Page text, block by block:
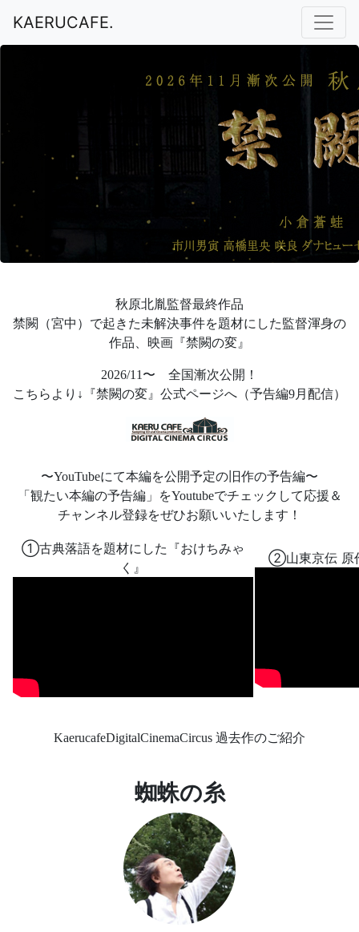
KAERUCAFE.
秋原北胤監督最終作品
禁闕（宮中）で起きた未解決事件を題材にした監督渾身の
作品、映画『禁闕の変』
2026/11〜 全国漸次公開！
こちらより↓『禁闕の変』公式ページへ（予告編9月配信）
〜YouTubeにて本編を公開予定の旧作の予告編〜
「観たい本編の予告編」をYoutubeでチェックして応援＆
チャンネル登録をぜひお願いいたします！
①古典落語を題材にした『おけちみゃ
く』
②山東京伝 原
KaerucafeDigitalCinemaCircus 過去作のご紹介
蜘蛛の糸